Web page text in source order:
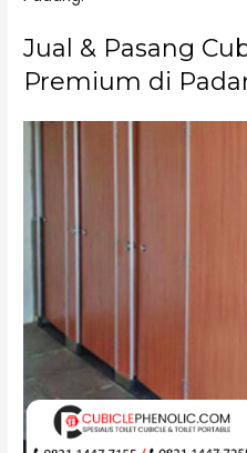
Jual & Pasang
Premium di